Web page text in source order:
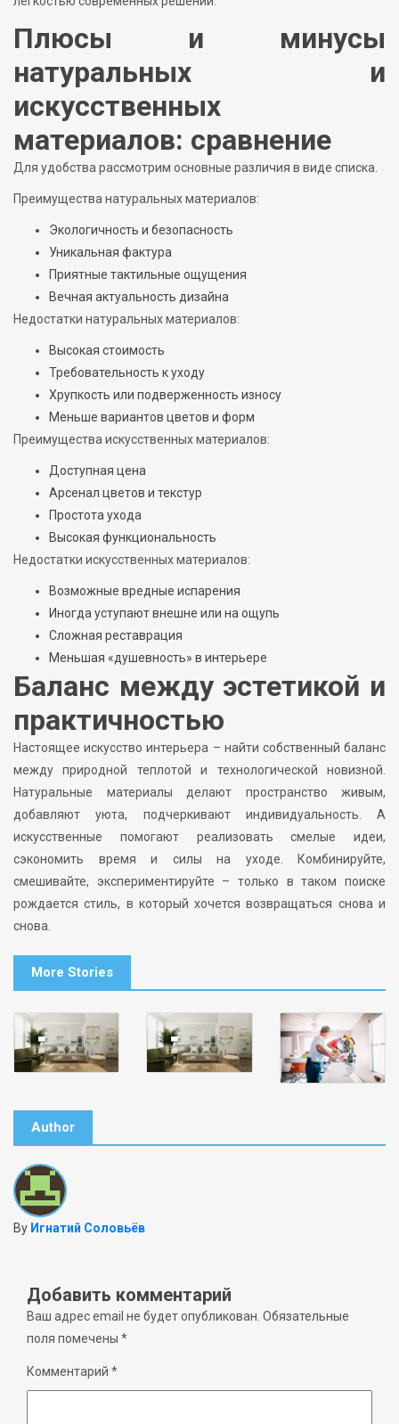
Плюсы и минусы
натуральных и
искусственных
материалов: сравнение
Для удобства рассмотрим основные различия в виде списка.
Преимущества натуральных материалов:
Экологичность и безопасность
Уникальная фактура
Приятные тактильные ощущения
Вечная актуальность дизайна
Недостатки натуральных материалов:
Высокая стоимость
Требовательность к уходу
Хрупкость или подверженность износу
Меньше вариантов цветов и форм
Преимущества искусственных материалов:
Доступная цена
Арсенал цветов и текстур
Простота ухода
Высокая функциональность
Недостатки искусственных материалов:
Возможные вредные испарения
Иногда уступают внешне или на ощупь
Сложная реставрация
Меньшая «душевность» в интерьере
Баланс между эстетикой и
практичностью
Настоящее искусство интерьера – найти собственный баланс
между природной теплотой и технологической новизной.
Натуральные материалы делают пространство живым,
добавляют уюта, подчеркивают индивидуальность. А
искусственные помогают реализовать смелые идеи,
сэкономить время и силы на уходе. Комбинируйте,
смешивайте, экспериментируйте – только в таком поиске
рождается стиль, в который хочется возвращаться снова и
снова.
More Stories
Author
By Игнатий Соловьёв
Добавить комментарий
Ваш адрес email не будет опубликован. Обязательные
поля помечены *
Комментарий *